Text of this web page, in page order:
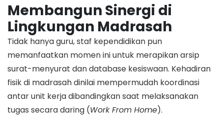
Membangun Sinergi di
Lingkungan Madrasah
​Tidak hanya guru, staf kependidikan pun
memanfaatkan momen ini untuk merapikan arsip
surat-menyurat dan database kesiswaan. Kehadiran
fisik di madrasah dinilai mempermudah koordinasi
antar unit kerja dibandingkan saat melaksanakan
tugas secara daring (Work From Home).